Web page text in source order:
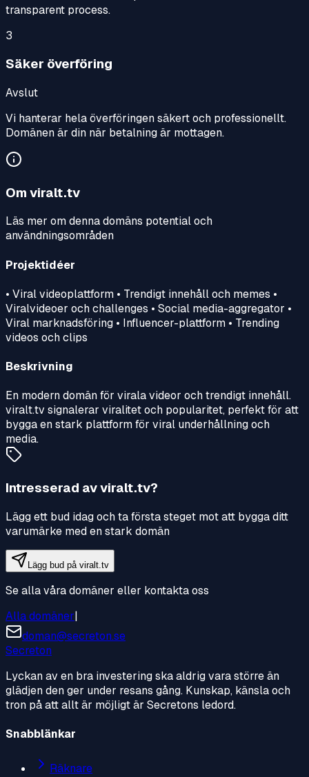
transparent process.
3
Säker överföring
Avslut
Vi hanterar hela överföringen säkert och professionellt.
Domänen är din när betalning är mottagen.
Om viralt.tv
Läs mer om denna domäns potential och
användningsområden
Projektidéer
• Viral videoplattform • Trendigt innehåll och memes •
Viralvideoer och challenges • Social media-aggregator •
Viral marknadsföring • Influencer-plattform • Trending
videos och clips
Beskrivning
En modern domän för virala videor och trendigt innehåll.
viralt.tv signalerar viralitet och popularitet, perfekt för att
bygga en stark plattform för viral underhållning och
media.
Intresserad avviralt.tv?
Lägg ett bud idag och ta första steget mot att bygga ditt
varumärke med en stark domän
Lägg bud på viralt.tv
Se alla våra domäner eller kontakta oss
Alla domäner|
doman@secreton.se
Secreton
Lyckan av en bra investering ska aldrig vara större än
glädjen den ger under resans gång. Kunskap, känsla och
tron på att allt är möjligt är Secretons ledord.
Snabblänkar
Räknare